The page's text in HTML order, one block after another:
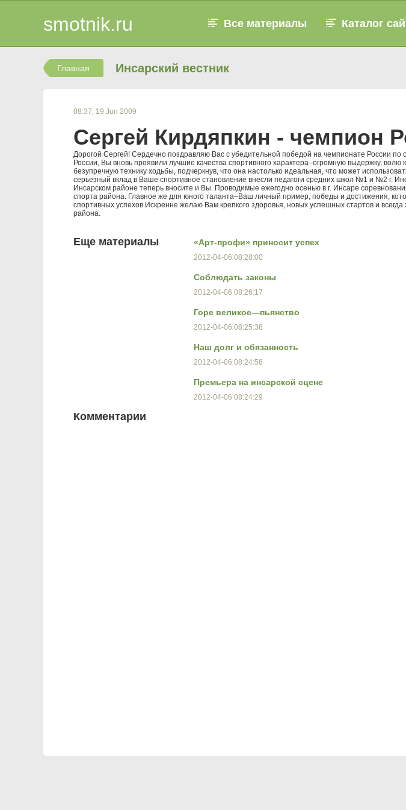
smotnik.ru Все материалы Каталог
Главная Инсарский вестник
08:37, 19 Jun 2009
Сергей Кирдяпкин - чемпион
Дорогой Сергей! Сердечно поздравляю Вас с убедительной победой на чемпионате России
России, Вы вновь проявили лучшие качества спортивного характера–огромную выдержку,
безупречную технику ходьбы, подчеркнув, что она настолько идеальная, что может
серьезный вклад в Ваше спортивное становление внесли педагоги средних школ №1 и №2 г.
Инсарском районе теперь вносите и Вы. Проводимые ежегодно осенью в г. Инсаре
спорта района. Главное же для юного таланта–Ваш личный пример, победы и достижения,
спортивных успехов.Искренне желаю Вам крепкого здоровья, новых успешных стартов и
района.
Еще материалы «Арт-профи» приносит успех
2012-04-06 08:28:00
Соблюдать законы
2012-04-06 08:26:17
Горе великое—пьянство
2012-04-06 08:25:38
Наш долг и обязанность
2012-04-06 08:24:58
Премьера на инсарской сцене
2012-04-06 08:24:29
Комментарии